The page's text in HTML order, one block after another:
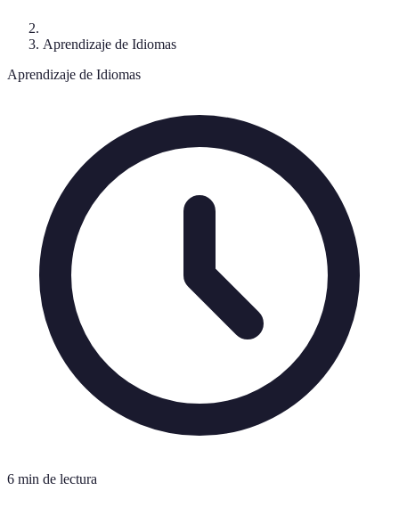
Aprendizaje de Idiomas
Aprendizaje de Idiomas
6 min de lectura